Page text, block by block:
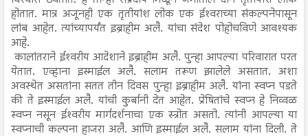
होतात. मात्र अजूनही एक तृतीयांश लोक एक ईश्‍वराच्या संकल्पनेपासून
लांब आहेत. त्यांच्यापर्यंत इब्राहीम अलै. यांचा संदेश पोहोचविणे आवश्यक
आहे.
कालांतराने ईश्‍वरीय आदेशाने इब्राहीम अलै. पुन्हा आपल्या परिवारात परत
येतात. एव्हाना इस्माईल अलै. सलाम तरूण झालेले असतात. अशा
अवस्थेत असतांना सतत तीन दिवस पुन्हा इब्राहीम अलै. यांना स्वप्न पडते
की ते इस्माईल अलै. यांची कुर्बानी देत आहेत. प्रेषितांचे स्वप्न हे निव्वळ
स्वप्न नसून ईश्‍वरीय मार्गदर्शनाचा एक स्त्रोत असतो. त्यांनी आपल्या या
स्वप्नाची कल्पना हाजरा अलै. आणि इस्माईल अलै. सलाम यांना दिली. ते